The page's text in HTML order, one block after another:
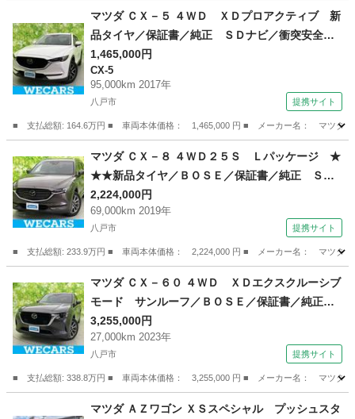
マツダ ＣＸ－５ ４ＷＤ ＸＤプロアクティブ 新
品タイヤ／保証書／純正 ＳＤナビ／衝突安全装
置／車線逸脱防止支援システム／電動バックドア
／ヘッドランプ ＬＥＤ／Ｂｌｕｅｔｏｏｔｈ接
続／ＥＴＣ／ＥＢＤ付ＡＢＳ／横滑り防止装置
1,465,000円
CX-5
95,000km 2017年
八戸市 提携サイト
■ 支払総額: 164.6万円 ■ 車両本体価格： 1,465,000 円 ■ メーカー名： マツダ
CX-5
マツダ ＣＸ－８ ４ＷＤ２５Ｓ Ｌパッケージ ★
★★新品タイヤ／ＢＯＳＥ／保証書／純正 ＳＤ
ナビ／フリップダウンモニター／衝突安全装置／
シートヒーター／３６０°ビューモニター／車線逸
脱防止支援システム／シート フルレザー／電動
バックドア （検8.12）
2,224,000円
69,000km 2019年
八戸市 提携サイト
■ 支払総額: 233.9万円 ■ 車両本体価格： 2,224,000 円 ■ メーカー名： マツ
マツダ
マツダ ＣＸ－６０ ４ＷＤ ＸＤエクスクルーシブ
モード サンルーフ／ＢＯＳＥ／保証書／純正
ＳＤナビ／衝突安全装置／シートエアコン／全方
位モニター／車線逸脱防止支援システム／シー
ト フルレザー／電動バックドア／ドライブレコ
ーダー 前後 （検10.2）
3,255,000円
27,000km 2023年
八戸市 提携サイト
■ 支払総額: 338.8万円 ■ 車両本体価格： 3,255,000 円 ■ メーカー名： マツダ
マツダ
マツダ ＡＺワゴン ＸＳスペシャル プッシュスタ